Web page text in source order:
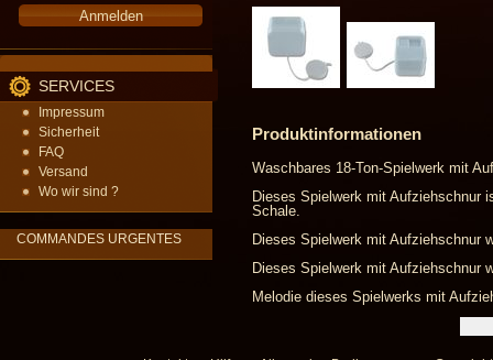
SERVICES
Impressum
Sicherheit
FAQ
Versand
Wo wir sind ?
COMMANDES URGENTES
Produktinformationen
Waschbares 18-Ton-Spielwerk mit
Dieses Spielwerk mit Aufziehschnur
Schale.
Dieses Spielwerk mit Aufziehschnur
Dieses Spielwerk mit Aufziehschnur
Melodie dieses Spielwerks mit